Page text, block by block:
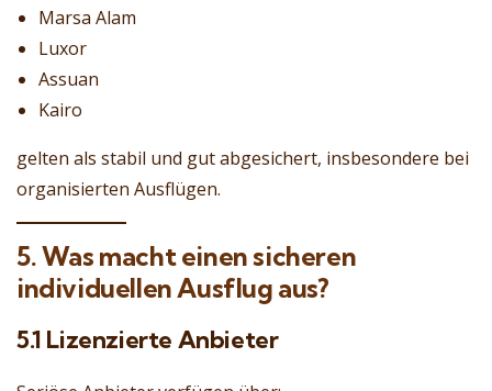
Marsa Alam
Luxor
Assuan
Kairo
gelten als stabil und gut abgesichert, insbesondere bei
organisierten Ausflügen.
5. Was macht einen sicheren
individuellen Ausflug aus?
5.1 Lizenzierte Anbieter